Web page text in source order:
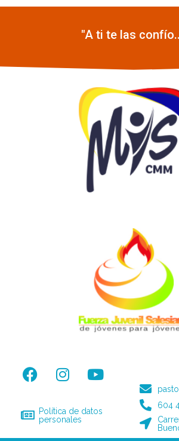
"A ti te las
Política de datos
personales
604